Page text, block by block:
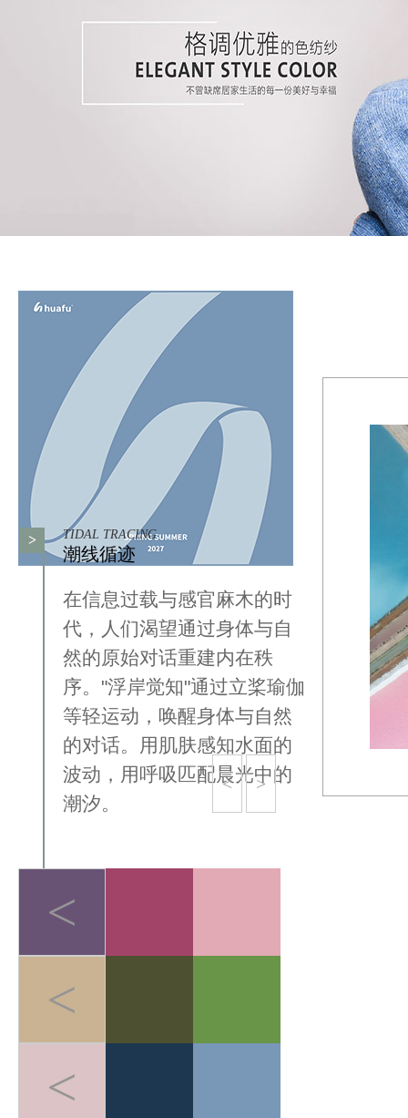
< >
> TIDAL TRACING
潮线循迹
在信息过载与感官麻木的时
代，人们渴望通过身体与自
然的原始对话重建内在秩
序。"浮岸觉知"通过立桨瑜伽
等轻运动，唤醒身体与自然
的对话。用肌肤感知水面的
波动，用呼吸匹配晨光中的
潮汐。
<
<
<